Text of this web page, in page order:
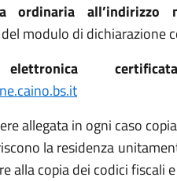
ordinaria all’indirizzo
modulo di
certificata
allegata in ogni caso
la residenza
alla copia dei codici fiscali